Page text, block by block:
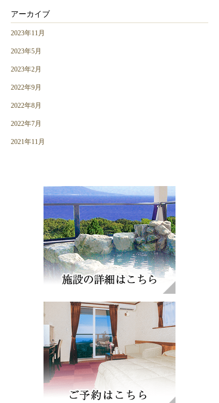
アーカイブ
2023年11月
2023年5月
2023年2月
2022年9月
2022年8月
2022年7月
2021年11月